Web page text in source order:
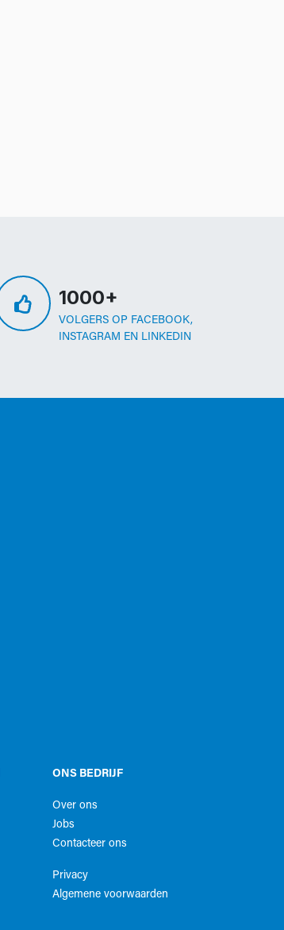
1000+
VOLGERS OP FACEBOOK,
INSTAGRAM EN LINKEDIN
ONS BEDRIJF
Over ons
Jobs
Contacteer ons
Privacy
Algemene voorwaarden​